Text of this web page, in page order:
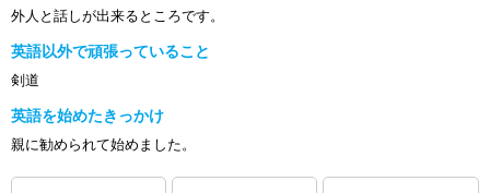
外人と話しが出来るところです。
英語以外で頑張っていること
剣道
英語を始めたきっかけ
親に勧められて始めました。